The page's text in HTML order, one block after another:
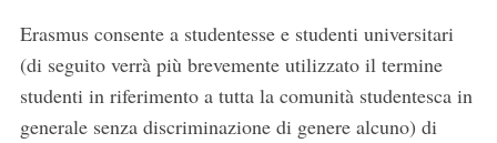
Erasmus consente a studentesse e studenti universitari
(di seguito verrà più brevemente utilizzato il termine
studenti in riferimento a tutta la comunità studentesca in
generale senza discriminazione di genere alcuno) di